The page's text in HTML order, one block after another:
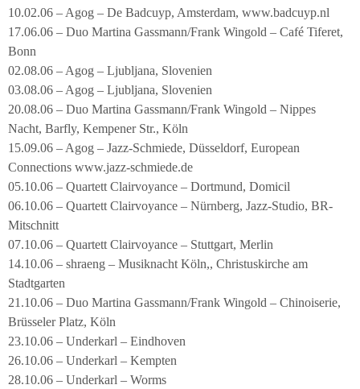
10.02.06 – Agog – De Badcuyp, Amsterdam, www.badcuyp.nl
17.06.06 – Duo Martina Gassmann/Frank Wingold – Café Tiferet,
Bonn
02.08.06 – Agog – Ljubljana, Slovenien
03.08.06 – Agog – Ljubljana, Slovenien
20.08.06 – Duo Martina Gassmann/Frank Wingold – Nippes
Nacht, Barfly, Kempener Str., Köln
15.09.06 – Agog – Jazz-Schmiede, Düsseldorf, European
Connections www.jazz-schmiede.de
05.10.06 – Quartett Clairvoyance – Dortmund, Domicil
06.10.06 – Quartett Clairvoyance – Nürnberg, Jazz-Studio, BR-
Mitschnitt
07.10.06 – Quartett Clairvoyance – Stuttgart, Merlin
14.10.06 – shraeng – Musiknacht Köln,, Christuskirche am
Stadtgarten
21.10.06 – Duo Martina Gassmann/Frank Wingold – Chinoiserie,
Brüsseler Platz, Köln
23.10.06 – Underkarl – Eindhoven
26.10.06 – Underkarl – Kempten
28.10.06 – Underkarl – Worms